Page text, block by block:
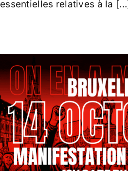
essentielles relatives à la